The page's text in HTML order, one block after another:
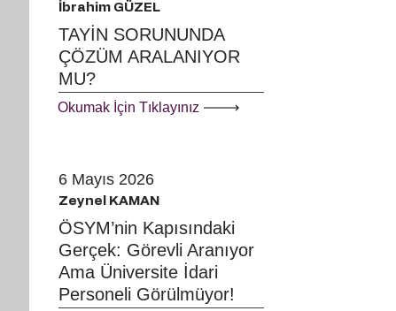
İbrahim GÜZEL
TAYİN SORUNUNDA
ÇÖZÜM ARALANIYOR
MU?
Okumak İçin Tıklayınız
6 Mayıs 2026
Zeynel KAMAN
ÖSYM’nin Kapısındaki
Gerçek: Görevli Aranıyor
Ama Üniversite İdari
Personeli Görülmüyor!